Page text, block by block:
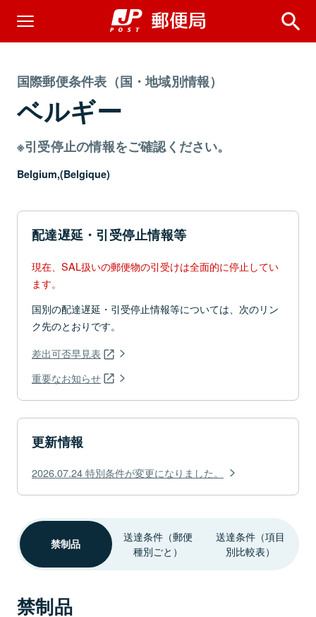
国際郵便条件表（国・地域別情報）
ベルギー
※引受停止の情報をご確認ください。
Belgium,(Belgique)
配達遅延・引受停止情報等
現在、SAL扱いの郵便物の引受けは全面的に停止してい
ます。
国別の配達遅延・引受停止情報等については、次のリン
ク先のとおりです。
差出可否早見表
重要なお知らせ
更新情報
2026.07.24 特別条件が変更になりました。
禁制品
送達条件（郵便
種別ごと）
送達条件（項目
別比較表）
禁制品